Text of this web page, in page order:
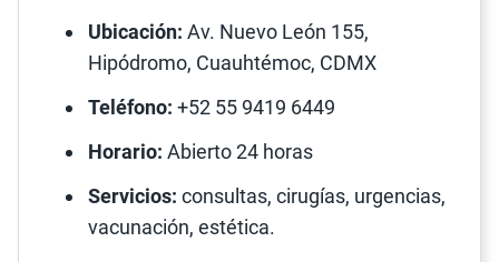
Ubicación: Av. Nuevo León 155,
Hipódromo, Cuauhtémoc, CDMX
Teléfono: +52 55 9419 6449
Horario: Abierto 24 horas
Servicios: consultas, cirugías, urgencias,
vacunación, estética.